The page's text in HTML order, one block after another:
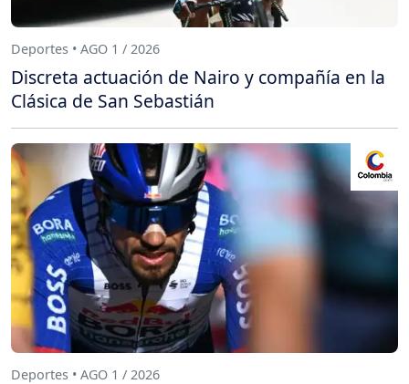
Deportes • AGO 1 / 2026
Discreta actuación de Nairo y compañía en la
Clásica de San Sebastián
Deportes • AGO 1 / 2026